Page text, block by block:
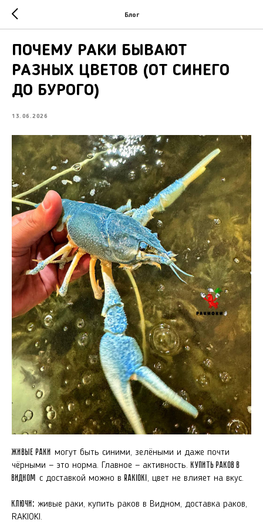
Блог
ПОЧЕМУ РАКИ БЫВАЮТ
РАЗНЫХ ЦВЕТОВ (ОТ СИНЕГО
ДО БУРОГО)
13.06.2026
Живые раки могут быть синими, зелёными и даже почти
чёрными — это норма. Главное — активность. Купить раков в
Видном с доставкой можно в RAKIOKI , цвет не влияет на вкус.
Ключи: живые раки, купить раков в Видном, доставка раков,
RAKIOKI.